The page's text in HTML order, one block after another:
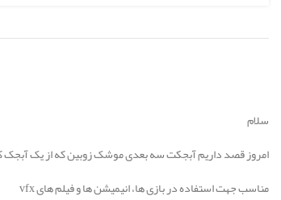
سلام
امروز قصد داریم آبجکت سه بعدی موشک زوبین که از یک آبجک
مناسب جهت استفاده در بازی ها، انیمیشن ها و فیلم های vfx